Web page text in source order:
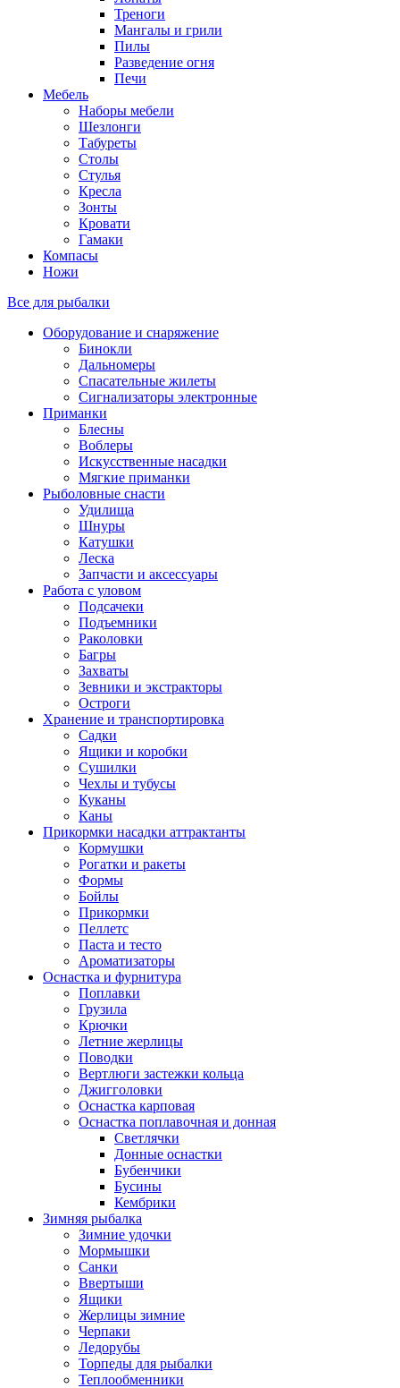
Треноги
Мангалы и грили
Пилы
Разведение огня
Печи
Мебель
Наборы мебели
Шезлонги
Табуреты
Столы
Стулья
Кресла
Зонты
Кровати
Гамаки
Компасы
Ножи
Все для рыбалки
Оборудование и снаряжение
Бинокли
Дальномеры
Спасательные жилеты
Сигнализаторы электронные
Приманки
Блесны
Воблеры
Искусственные насадки
Мягкие приманки
Рыболовные снасти
Удилища
Шнуры
Катушки
Леска
Запчасти и аксессуары
Работа с уловом
Подсачеки
Подъемники
Раколовки
Багры
Захваты
Зевники и экстракторы
Остроги
Хранение и транспортировка
Садки
Ящики и коробки
Сушилки
Чехлы и тубусы
Куканы
Каны
Прикормки насадки аттрактанты
Кормушки
Рогатки и ракеты
Формы
Бойлы
Прикормки
Пеллетс
Паста и тесто
Ароматизаторы
Оснастка и фурнитура
Поплавки
Грузила
Крючки
Летние жерлицы
Поводки
Вертлюги застежки кольца
Джигголовки
Оснастка карповая
Оснастка поплавочная и донная
Светлячки
Донные оснастки
Бубенчики
Бусины
Кембрики
Зимняя рыбалка
Зимние удочки
Мормышки
Санки
Ввертыши
Ящики
Жерлицы зимние
Черпаки
Ледорубы
Торпеды для рыбалки
Теплообменники